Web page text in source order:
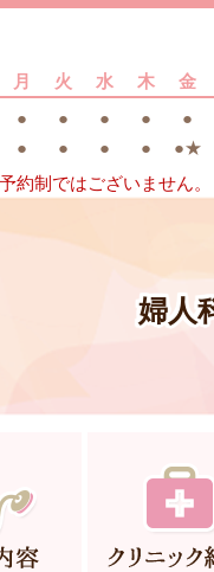
月 火 水 木 金
● ● ● ● ●
● ● ● ● ●★
約制ではございません。
婦人